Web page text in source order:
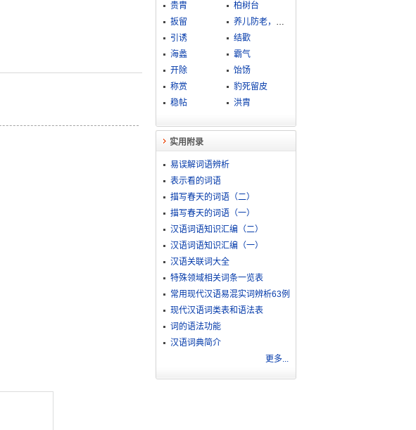
贵胄
柏树台
扳留
养儿防老，积谷防饥
引诱
结歡
海蠡
霸气
开除
饴饧
称赏
豹死留皮
稳帖
洪胄
实用附录
易误解词语辨析
表示看的词语
描写春天的词语（二）
描写春天的词语（一）
汉语词语知识汇编（二）
汉语词语知识汇编（一）
汉语关联词大全
特殊领域相关词条一览表
常用现代汉语易混实词辨析63例
现代汉语词类表和语法表
词的语法功能
汉语词典简介
更多...